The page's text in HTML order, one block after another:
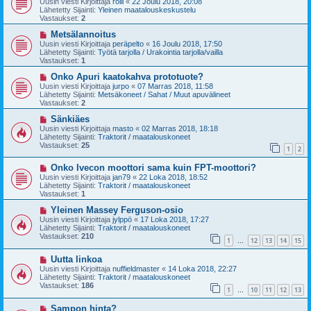
t
i
s
i
v
e
s
t
i
Lähetetty Sijainti: Yleinen maatalouskeskustelu
Vastaukset: 2
U
u
s
i
v
s
t
i
Metsälannoitus
Uusin viesti Kirjoittaja peräpelto « 16 Joulu 2018, 17:50
Lähetetty Sijainti: Työtä tarjolla / Urakointia tarjolla/vailla
Vastaukset: 1
U
u
s
i
v
e
s
t
i
Onko Apuri kaatokahva prototuote?
Uusin viesti Kirjoittaja jurpo « 07 Marras 2018, 11:58
Lähetetty Sijainti: Metsäkoneet / Sahat / Muut apuvälineet
Vastaukset: 2
U
u
s
i
v
i
e
s
t
i
Sänkiäes
Uusin viesti Kirjoittaja masto « 02 Marras 2018, 18:18
Lähetetty Sijainti: Traktorit / maatalouskoneet
Vastaukset: 25 1 2
U
u
s
i
v
s
t
i
Onko Ivecon moottori sama kuin FPT-moottori?
Uusin viesti Kirjoittaja jan79 « 22 Loka 2018, 18:52
Lähetetty Sijainti: Traktorit / maatalouskoneet
Vastaukset: 1
U
u
s
i
i
s
t
i
Yleinen Massey Ferguson-osio
Uusin viesti Kirjoittaja jylppö « 17 Loka 2018, 17:27
Lähetetty Sijainti: Traktorit / maatalouskoneet
Vastaukset: 210 1 … 12 13 14 15
U
u
s
i
v
i
e
Uutta linkoa
Uusin viesti Kirjoittaja nuffieldmaster « 14 Loka 2018, 22:27
Lähetetty Sijainti: Traktorit / maatalouskoneet
Vastaukset: 186 1 … 10 11 12 13
USampon hinta?